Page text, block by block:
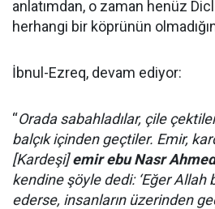
anlatımdan, o zaman henüz
herhangi bir köprünün
İbnul-Ezreq, devam ediyor:
“Orada sabahladılar, çile
balçık içinden geçtiler. Emir,
[Kardeşi]emir ebu Nasr
kendine şöyle dedi: ‘Eğer
ederse, insanların üzerinden